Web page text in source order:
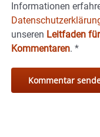
Informationen
unseren Leitfaden
Kommentaren. *